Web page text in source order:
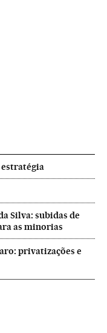
Silva: subidas de
as minorias
privatizações e